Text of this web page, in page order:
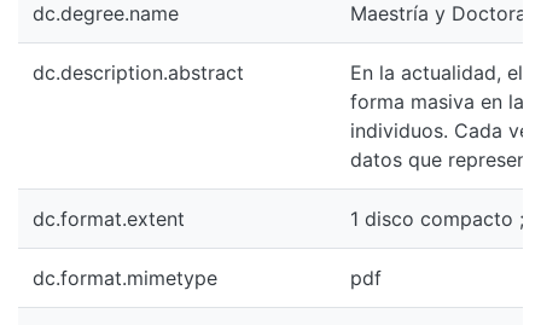
dc.degree.name Maestría y
dc.description.abstract
En la actualidad, el
forma masiva en la
individuos. Cada
datos que
dc.format.extent 1 disco compacto ;
dc.format.mimetype pdf